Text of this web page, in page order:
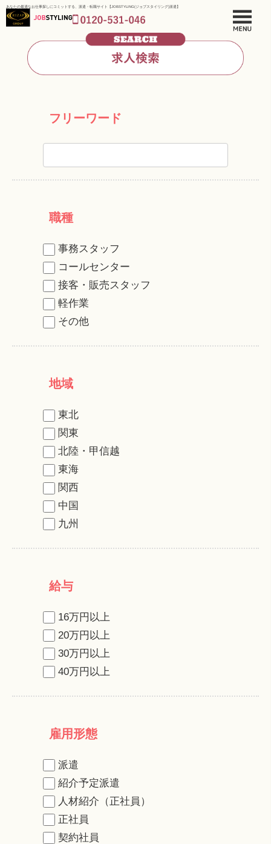
あなたの最適なお仕事探しにコミットする、派遣・転職サイト【JOBSTYLING(ジョブスタイリング)派遣】
フリーワード
職種
事務スタッフ
コールセンター
接客・販売スタッフ
軽作業
その他
地域
東北
関東
北陸・甲信越
東海
関西
中国
九州
給与
16万円以上
20万円以上
30万円以上
40万円以上
雇用形態
派遣
紹介予定派遣
人材紹介（正社員）
正社員
契約社員